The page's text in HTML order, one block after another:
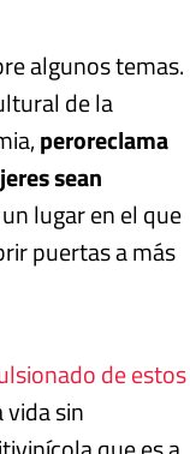
algunos temas.
de la
peroreclama
sean
lugar en el que
puertas a más
de estos
sin